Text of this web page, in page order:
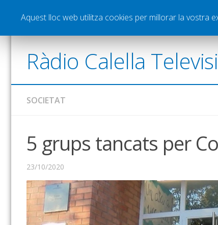
Notícies Esports Pòdcasts Vídeos
Ràdio Calella
SOCIETAT
5 grups tancats per
23/10/2020
Aquest lloc web utilitza cookies per millorar la vostra